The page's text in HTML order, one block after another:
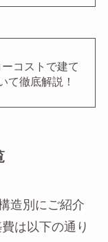
コストで建て
て徹底解説！
造別にご紹介
は以下の通り